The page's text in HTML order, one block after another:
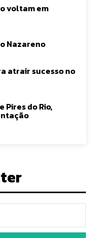
voltam em
Nazareno
atrair sucesso no
Pires do Rio,